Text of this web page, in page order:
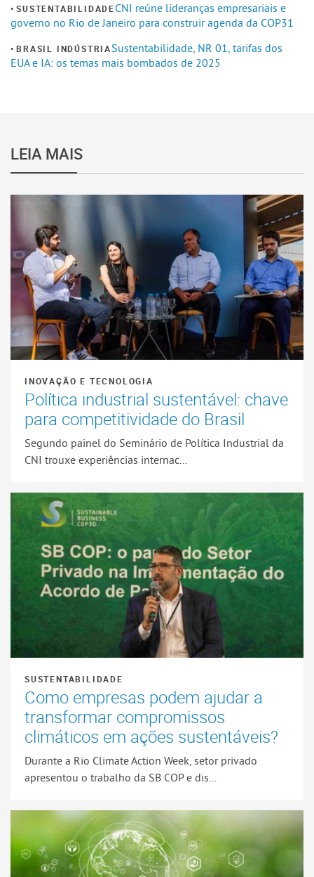
SUSTENTABILIDADECNI reúne lideranças empresariais e
governo no Rio de Janeiro para construir agenda da COP31
BRASIL INDÚSTRIASustentabilidade, NR 01, tarifas dos
EUA e IA: os temas mais bombados de 2025
LEIA MAIS
INOVAÇÃO E TECNOLOGIA
Política industrial sustentável: chave
para competitividade do Brasil
Segundo painel do Seminário de Política Industrial da
CNI trouxe experiências internac...
SUSTENTABILIDADE
Como empresas podem ajudar a
transformar compromissos
climáticos em ações sustentáveis?
Durante a Rio Climate Action Week, setor privado
apresentou o trabalho da SB COP e dis...